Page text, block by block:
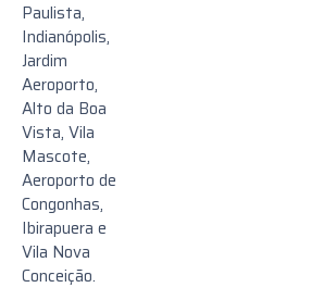
Paulista,
Indianópolis,
Jardim
Aeroporto,
Alto da Boa
Vista, Vila
Mascote,
Aeroporto de
Congonhas,
Ibirapuera e
Vila Nova
Conceição.